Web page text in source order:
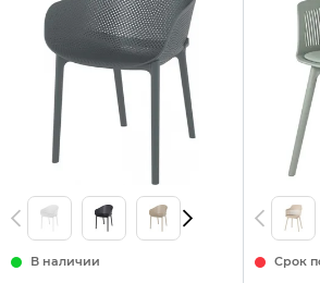
В наличии Срок